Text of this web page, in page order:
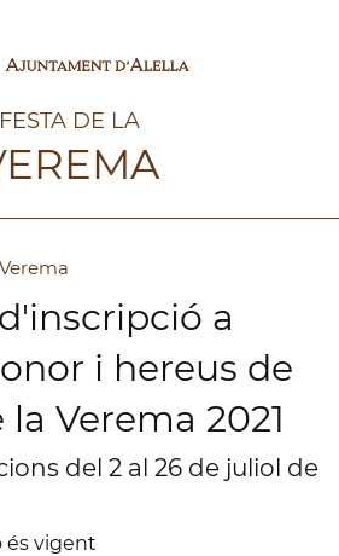
FESTA DE LA
Verema
a
i hereus de
la Verema 2021
del 2 al 26 de juliol de
és vigent